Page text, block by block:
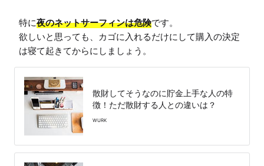
特に夜のネットサーフィンは危険です。
欲しいと思っても、カゴに入れるだけにして購入の決定
は寝て起きてからにしましょう。
散財してそうなのに貯金上手な人の特
徴！ただ散財する人との違いは？
WURK